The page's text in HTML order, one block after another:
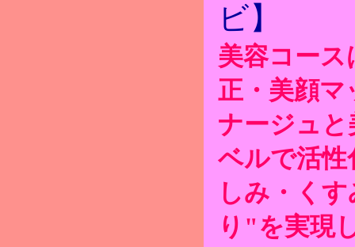
ビ】
美容コー
正・美顔
ナージュ
ベルで活
しみ・く
り"を実現